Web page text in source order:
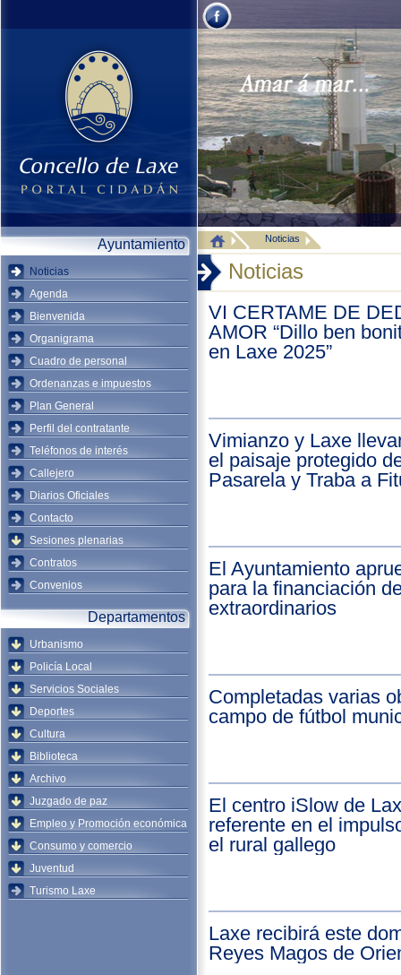
Ayuntamiento
Noticias
Agenda
Bienvenida
Organigrama
Cuadro de personal
Ordenanzas e impuestos
Plan General
Perfil del contratante
Teléfonos de interés
Callejero
Diarios Oficiales
Contacto
Sesiones plenarias
Contratos
Convenios
Departamentos
Urbanismo
Policía Local
Servicios Sociales
Deportes
Cultura
Biblioteca
Archivo
Juzgado de paz
Empleo y Promoción económica
Consumo y comercio
Juventud
Turismo Laxe
Noticias
Noticias
VI CERTAME DE
AMOR “Dillo ben
en Laxe 2025”
Vimianzo y Laxe
el paisaje protegido
Pasarela y Traba a
El Ayuntamiento
para la financiación
extraordinarios
Completadas varias
campo de fútbol
El centro iSlow de
referente en el
el rural gallego
Laxe recibirá este
Reyes Magos de